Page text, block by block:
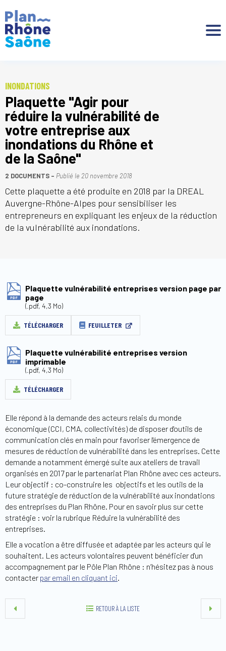
INONDATIONS
Plaquette "Agir pour
réduire la vulnérabilité de
votre entreprise aux
inondations du Rhône et
de la Saône"
2 DOCUMENTS Publié le 20 novembre 2018
Cette plaquette a été produite en 2018 par la DREAL
Auvergne-Rhône-Alpes pour sensibiliser les
entrepreneurs en expliquant les enjeux de la réduction
de la vulnérabilité aux inondations.
Plaquette vulnérabilité entreprises version page par
page
(.pdf, 4,3 Mo)
TÉLÉCHARGER FEUILLETER
Plaquette vulnérabilité entreprises version
imprimable
(.pdf, 4,3 Mo)
TÉLÉCHARGER
Elle répond à la demande des acteurs relais du monde
économique (CCI, CMA, collectivités) de disposer d'outils de
communication clés en main pour favoriser l'émergence de
mesures de réduction de vulnérabilité dans les entreprises. Cette
demande a notamment émergé suite aux ateliers de travail
organisés en 2017 par le partenariat Plan Rhône avec ces acteurs.
Leur objectif : co-construire les objectifs et les outils de la
future stratégie de réduction de la vulnérabilité aux inondations
des entreprises du Plan Rhône. Pour en savoir plus sur cette
stratégie : voir la rubrique Réduire la vulnérabilité des
entreprises.
Elle a vocation a être diffusée et adaptée par les acteurs qui le
souhaitent. Les acteurs volontaires peuvent bénéficier d'un
accompagnement par le Pôle Plan Rhône : n’hésitez pas à nous
contacter par email en cliquant ici.
RETOUR À LA LISTE